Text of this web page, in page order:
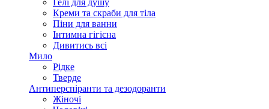
Гелі для душу
Креми та скраби для тіла
Піни для ванни
Інтимна гігієна
Дивитись всі
Мило
Рідке
Тверде
Антиперспіранти та дезодоранти
Жіночі